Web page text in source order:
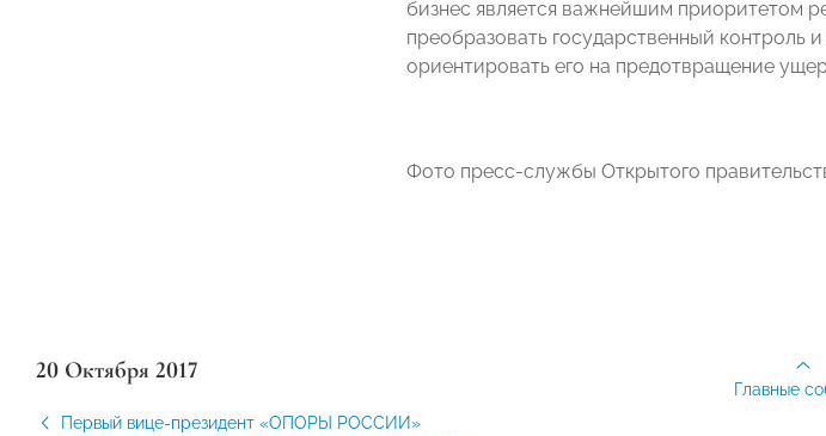
бизнес является важнейшим приоритетом
преобразовать государственный контроль
ориентировать его на предотвращение
Фото пресс-службы Открытого
20 Октября 2017
Первый вице-президент «ОПОРЫ РОССИИ»
Главные